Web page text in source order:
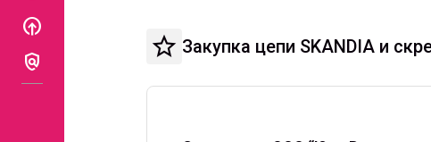
enable
policy
star_border Закупка цепи SKANDIA и